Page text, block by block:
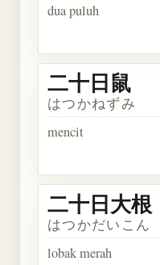
dua puluh
二十日鼠
はつかねずみ
mencit
二十日大根
はつかだいこん
lobak merah